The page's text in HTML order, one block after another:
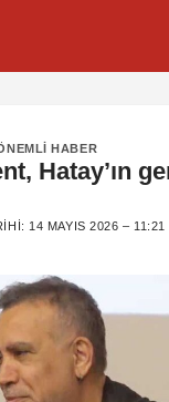
HABER
Hatay’ın
14 MAYIS 2026 – 11:21